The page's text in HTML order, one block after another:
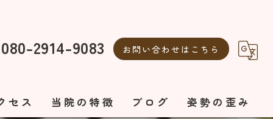
080-2914-9083 お問い合わせはこちら
セス 当院の特徴 ブログ 姿勢の歪み